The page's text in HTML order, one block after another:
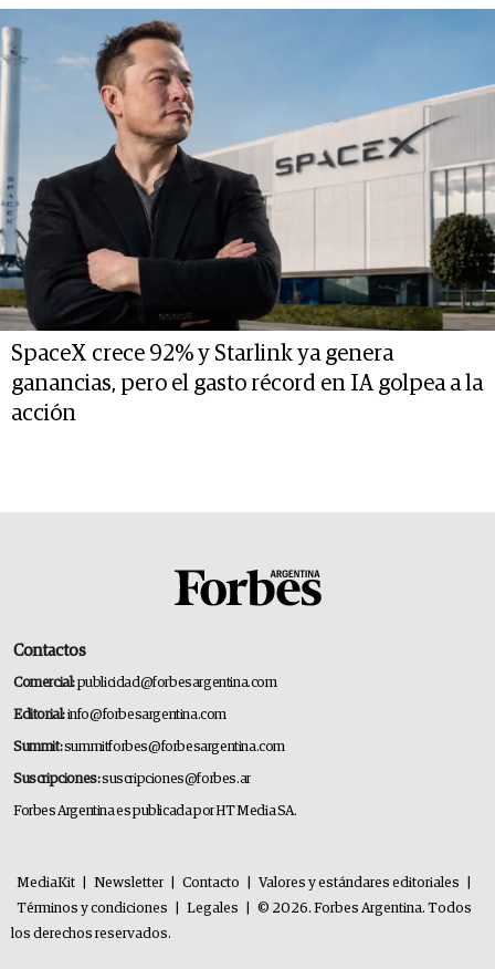
SpaceX crece 92% y Starlink ya genera
ganancias, pero el gasto récord en IA golpea a la
acción
Contactos
Comercial:publicidad@forbesargentina.com
Editorial:info@forbesargentina.com
Summit:summitforbes@forbesargentina.com
Suscripciones:suscripciones@forbes.ar
Forbes Argentina es publicada por HT Media SA.
MediaKit Newsletter Contacto Valores y estándares editoriales
Términos y condiciones
Legales
© 2026. Forbes Argentina. Todos
los derechos reservados.